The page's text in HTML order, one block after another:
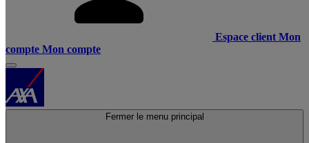
Espace client Mon
compte Mon compte
Fermer le menu principal